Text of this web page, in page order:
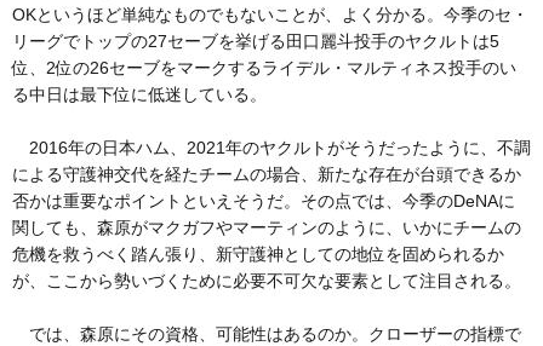
OKというほど単純なものでもないことが、よく分かる。今季のセ・
リーグでトップの27セーブを挙げる田口麗斗投手のヤクルトは5
位、2位の26セーブをマークするライデル・マルティネス投手のい
る中日は最下位に低迷している。
2016年の日本ハム、2021年のヤクルトがそうだったように、不調
による守護神交代を経たチームの場合、新たな存在が台頭できるか
否かは重要なポイントといえそうだ。その点では、今季のDeNAに
関しても、森原がマクガフやマーティンのように、いかにチームの
危機を救うべく踏ん張り、新守護神としての地位を固められるか
が、ここから勢いづくために必要不可欠な要素として注目される。
では、森原にその資格、可能性はあるのか。クローザーの指標で